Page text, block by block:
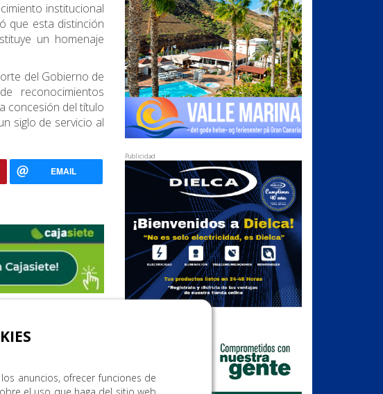
institucional
que esta distinción
un homenaje
del Gobierno de
reconocimientos
concesión del título
siglo de servicio al
EMAIL
Publicidad
anuncios, ofrecer funciones de